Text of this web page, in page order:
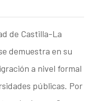
de Castilla-La
demuestra en su
a nivel formal
públicas. Por